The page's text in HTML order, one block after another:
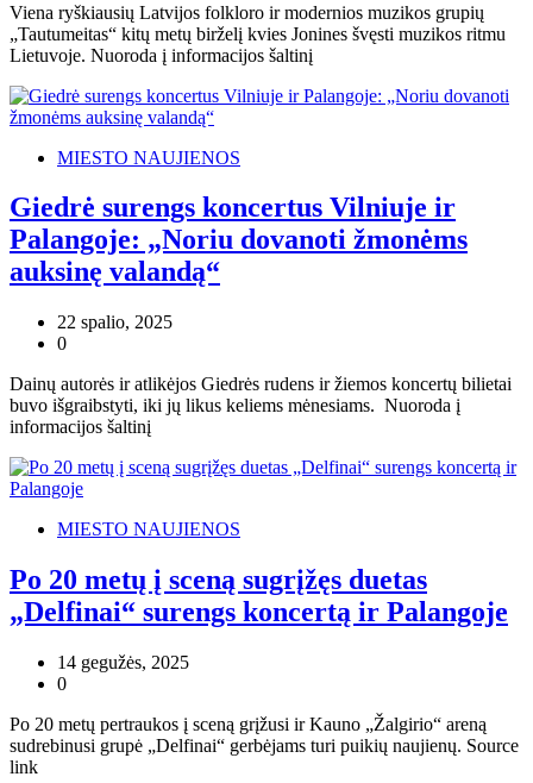
Viena ryškiausių Latvijos folkloro ir modernios muzikos grupių
„Tautumeitas“ kitų metų birželį kvies Jonines švęsti muzikos ritmu
Lietuvoje. Nuoroda į informacijos šaltinį
MIESTO NAUJIENOS
Giedrė surengs koncertus Vilniuje ir
Palangoje: „Noriu dovanoti žmonėms
auksinę valandą“
22 spalio, 2025
0
Dainų autorės ir atlikėjos Giedrės rudens ir žiemos koncertų bilietai
buvo išgraibstyti, iki jų likus keliems mėnesiams. Nuoroda į
informacijos šaltinį
MIESTO NAUJIENOS
Po 20 metų į sceną sugrįžęs duetas
„Delfinai“ surengs koncertą ir Palangoje
14 gegužės, 2025
0
Po 20 metų pertraukos į sceną grįžusi ir Kauno „Žalgirio“ areną
sudrebinusi grupė „Delfinai“ gerbėjams turi puikių naujienų. Source
link